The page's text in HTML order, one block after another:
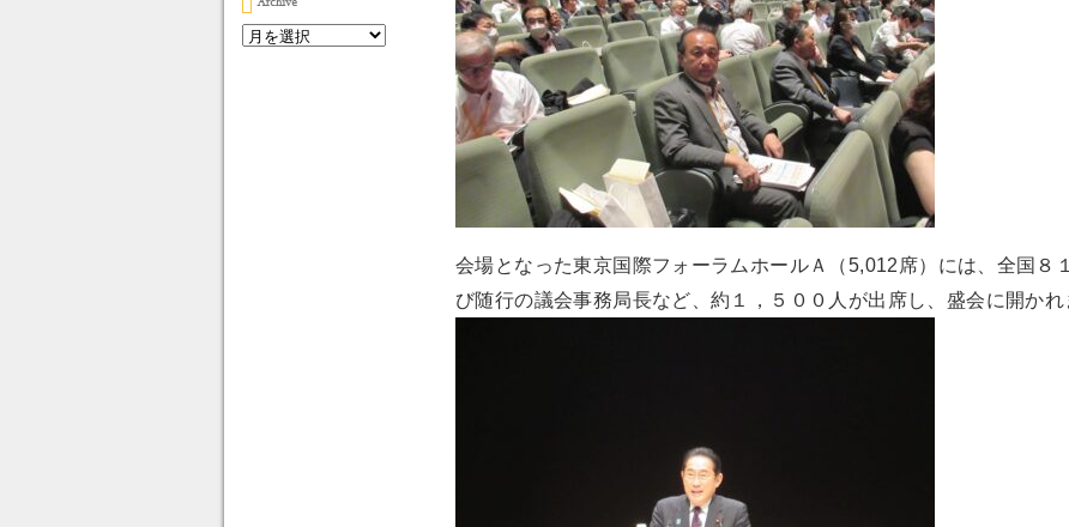
会場となった東京国際フォーラムホールＡ（5,012席）には、全国８
び随行の議会事務局長など、約１，５００人が出席し、盛会に開かれ